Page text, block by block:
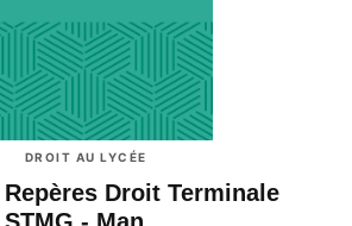
DROIT AU LYCÉE
Droit Terminale